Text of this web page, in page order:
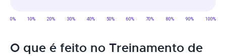
O que é feito no Treinamento de